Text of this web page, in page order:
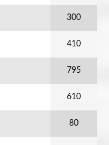
300
410
795
610
80